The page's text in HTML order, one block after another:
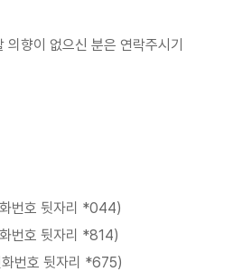
향이 없으신 분은 연락주시기
번호 뒷자리 *044)
번호 뒷자리 *814)
번호 뒷자리 *675)